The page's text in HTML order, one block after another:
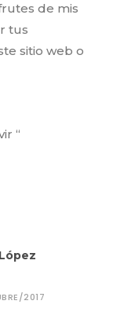
de mis
tus
sitio web o
“
2017